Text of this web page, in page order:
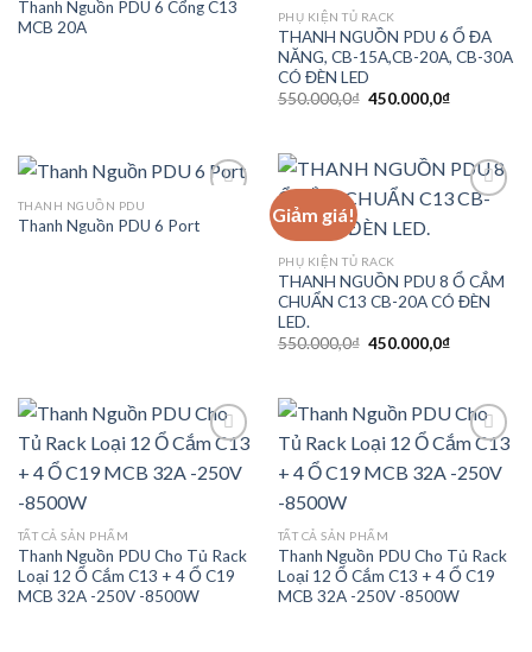
Add to
Thanh Nguồn PDU 6 Cổng C13
MCB 20A
wishlist
PHỤ KIỆN TỦ RACK
THANH NGUỒN PDU 6 Ổ ĐA
NĂNG, CB-15A,CB-20A, CB-30A
CÓ ĐÈN LED
550.000,0₫ Giá
450.000,0₫Giá
THANH NGUỒN PDU
Thanh Nguồn PDU 6 Port
Giảm giá!
wishlist
PHỤ KIỆN TỦ RACK
THANH NGUỒN PDU 8 Ổ CẮM
CHUẨN C13 CB-20A CÓ ĐÈN
LED.
550.000,0₫ Giá
450.000,0₫Giá
TẤT CẢ SẢN PHẨM
Thanh Nguồn PDU Cho Tủ Rack
Loại 12 Ổ Cắm C13 + 4 Ổ C19
MCB 32A -250V -8500W
TẤT CẢ SẢN PHẨM
Thanh Nguồn PDU Cho Tủ Rack
Loại 12 Ổ Cắm C13 + 4 Ổ C19
MCB 32A -250V -8500W